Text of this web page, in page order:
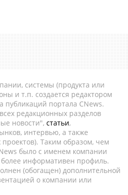
системы (продукта или
и т.п. создается редактором
публикаций портала CNews.
редакционных разделов
новости", статьи,
интервью, а также
Таким образом, чем
было с именем компании
более информативен профиль.
(обогащен) дополнительной
о компании или